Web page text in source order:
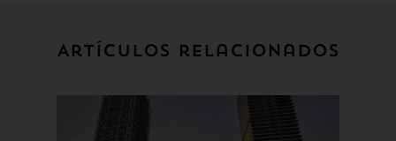
Artículos relacionados